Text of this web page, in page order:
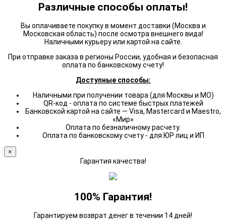
Различные способы оплаты!
Вы оплачиваете покупку в момент доставки (Москва и
Московская область) после осмотра внешнего вида!
Наличными курьеру или картой на сайте.
При отправке заказа в регионы России, удобная и безопасная
оплата по банковскому счету!
Доступные способы:
Наличными при получении товара (для Москвы и МО)
QR-код - оплата по системе быстрых платежей
Банковской картой на сайте — Visa, Mastercard и Maestro,
«Мир»
Оплата по безналичному расчету.
Оплата по банковскому счету - для ЮР лиц и ИП
×
Гарантия качества!
100% Гарантия!
Гарантируем возврат денег в течении 14 дней!